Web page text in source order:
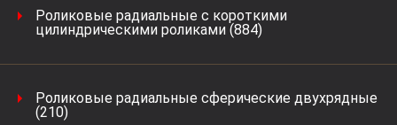
Роликовые радиальные с короткими
цилиндрическими роликами (884)
Роликовые радиальные сферические двухрядные
(210)